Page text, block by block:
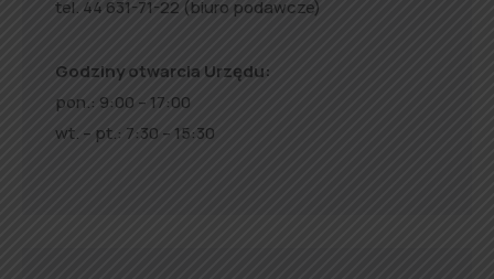
tel. 44 631-71-22 (biuro podawcze)
Godziny otwarcia Urzędu:
pon.: 9:00 – 17:00
wt. – pt.: 7:30 – 15:30